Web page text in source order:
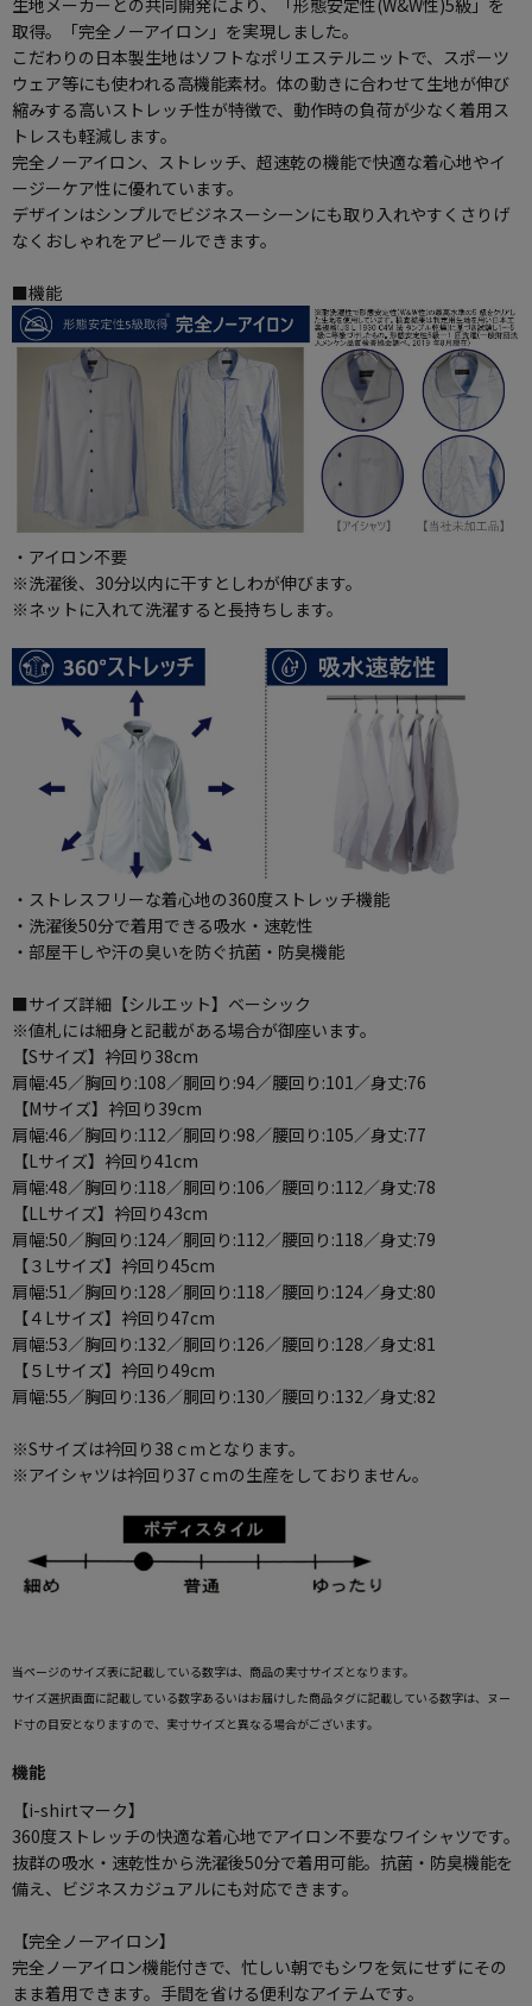
取得。「完全ノーアイロン」を実現しました。
こだわりの日本製生地はソフトなポリエステルニットで、スポーツ
ウェア等にも使われる高機能素材。体の動きに合わせて生地が伸び
縮みする高いストレッチ性が特徴で、動作時の負荷が少なく着用ス
トレスも軽減します。
完全ノーアイロン、ストレッチ、超速乾の機能で快適な着心地やイ
ージーケア性に優れています。
デザインはシンプルでビジネスーシーンにも取り入れやすくさりげ
なくおしゃれをアピールできます。
■機能
・アイロン不要
※洗濯後、30分以内に干すとしわが伸びます。
※ネットに入れて洗濯すると長持ちします。
・ストレスフリーな着心地の360度ストレッチ機能
・洗濯後50分で着用できる吸水・速乾性
・部屋干しや汗の臭いを防ぐ抗菌・防臭機能
■サイズ詳細【シルエット】ベーシック
※値札には細身と記載がある場合が御座います。
【Sサイズ】衿回り38cm
肩幅:45／胸回り:108／胴回り:94／腰回り:101／身丈:76
【Mサイズ】衿回り39cm
肩幅:46／胸回り:112／胴回り:98／腰回り:105／身丈:77
【Lサイズ】衿回り41cm
肩幅:48／胸回り:118／胴回り:106／腰回り:112／身丈:78
【LLサイズ】衿回り43cm
肩幅:50／胸回り:124／胴回り:112／腰回り:118／身丈:79
【３Lサイズ】衿回り45cm
肩幅:51／胸回り:128／胴回り:118／腰回り:124／身丈:80
【４Lサイズ】衿回り47cm
肩幅:53／胸回り:132／胴回り:126／腰回り:128／身丈:81
【５Lサイズ】衿回り49cm
肩幅:55／胸回り:136／胴回り:130／腰回り:132／身丈:82
※Sサイズは衿回り38ｃｍとなります。
※アイシャツは衿回り37ｃｍの生産をしておりません。
当ページのサイズ表に記載している数字は、商品の実寸サイズとなります。
サイズ選択画面に記載している数字あるいはお届けした商品タグに記載している数字は、ヌー
ド寸の目安となりますので、実寸サイズと異なる場合がございます。
機能
【i-shirtマーク】
360度ストレッチの快適な着心地でアイロン不要なワイシャツです。
抜群の吸水・速乾性から洗濯後50分で着用可能。抗菌・防臭機能を
備え、ビジネスカジュアルにも対応できます。
【完全ノーアイロン】
完全ノーアイロン機能付きで、忙しい朝でもシワを気にせずにその
まま着用できます。手間を省ける便利なアイテムです。